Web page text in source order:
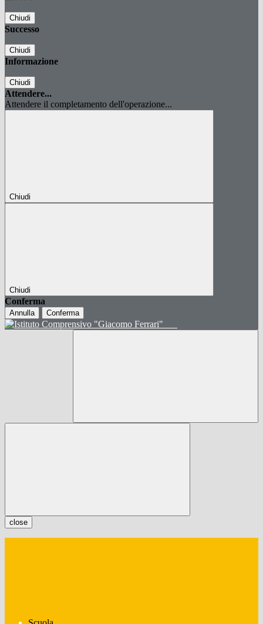
Chiudi
Successo
Chiudi
Informazione
Chiudi
Attendere...
Attendere il completamento dell'operazione...
Chiudi
Chiudi
Conferma
Annulla Conferma
close